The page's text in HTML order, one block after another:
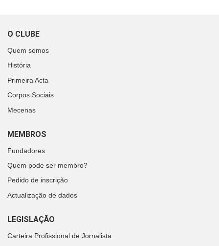
O CLUBE
Quem somos
História
Primeira Acta
Corpos Sociais
Mecenas
MEMBROS
Fundadores
Quem pode ser membro?
Pedido de inscrição
Actualização de dados
LEGISLAÇÃO
Carteira Profissional de Jornalista